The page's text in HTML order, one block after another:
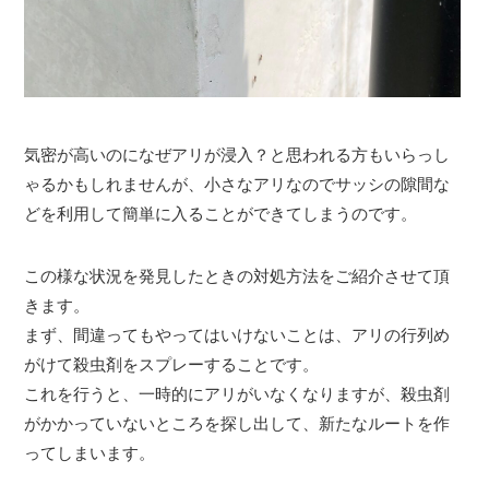
気密が高いのになぜアリが浸入？と思われる方もいらっし
ゃるかもしれませんが、小さなアリなのでサッシの隙間な
どを利用して簡単に入ることができてしまうのです。
この様な状況を発見したときの対処方法をご紹介させて頂
きます。
まず、間違ってもやってはいけないことは、アリの行列め
がけて殺虫剤をスプレーすることです。
これを行うと、一時的にアリがいなくなりますが、殺虫剤
がかかっていないところを探し出して、新たなルートを作
ってしまいます。